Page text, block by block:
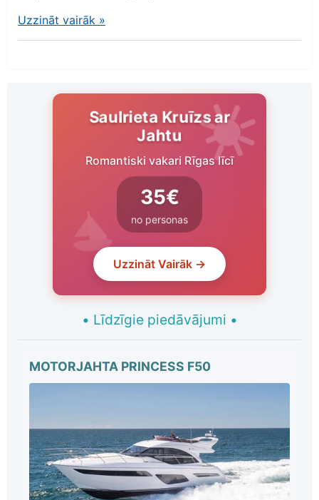
Uzzināt vairāk »
Saulrieta Kruīzs ar
Jahtu
Romantiski vakari Rīgas līcī
35€
no personas
Uzzināt Vairāk →
• Līdzīgie piedāvājumi •
MOTORJAHTA PRINCESS F50